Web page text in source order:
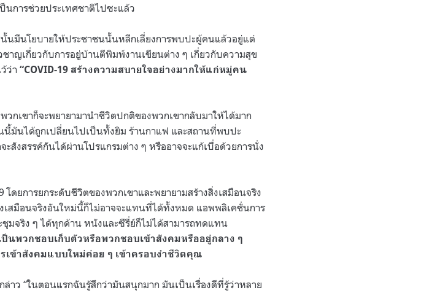
การช่วยประเทศชาติไปซะแล้ว
นมีนโยบายให้ประชาชนนั้นหลีกเลี่ยงการพบปะผู้คนแล้วอยู่แต่
าญเกี่ยวกับการอยู่บ้านตีพิมพ์งานเขียนต่าง ๆ เกี่ยวกับความสุข
ว่า “COVID-19 สร้างความสบายใจอย่างมากให้แก่หมู่คน
วกเขาก็จะพยายามานำชีวิตปกติของพวกเขากลับมาให้ได้มาก
มันได้ถูกเปลี่ยนไปเป็นทั้งยิม ร้านกาแฟ และสถานที่พบปะ
สังสรรค์กันได้ผ่านโปรแกรมต่าง ๆ หรืออาจจะแก้เบื่อด้วยการนั่ง
ดยการยกระดับชีวิตของพวกเขาและพยายามสร้างสิ่งเสมือนจริง
เสมือนจริงอันใหม่นี้ก็ไม่อาจจะแทนที่ได้ทั้งหมด แอพพลิเคชั่นการ
จริง ๆ ได้ทุกด้าน หนังและซีรี่ย์ก็ไม่ได้สามารถทดแทน
นพวกชอบเก็บตัวหรือพวกชอบเข้าสังคมหรืออยู่กลาง ๆ
เข้าสังคมแบบใหม่ค่อย ๆ เข้าครอบงำชีวิตคุณ
าว “ในตอนแรกฉันรู้สึกว่ามันสนุกมาก มันเป็นเรื่องดีที่รู้ว่าหลาย